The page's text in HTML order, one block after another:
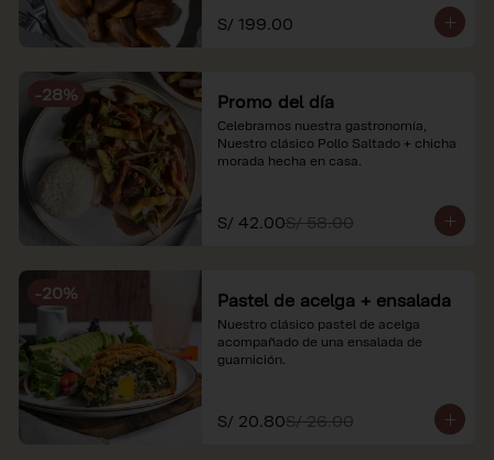
*Nuestros precios están expresados en
referenciales.
S/ 199.00
-28% Promo del día
Celebramos nuestra gastronomía,
Nuestro clásico Pollo Saltado + chicha
morada hecha en casa.
S/ 42.00S/ 58.00
-20% Pastel de acelga + ensalada
Nuestro clásico pastel de acelga
acompañado de una ensalada de
guarnición.
S/ 20.80S/ 26.00